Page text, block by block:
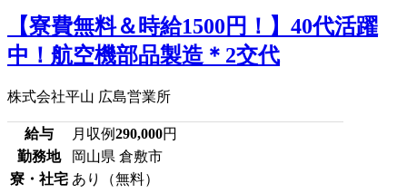
【寮費無料＆時給1500円！】40代活躍
中！航空機部品製造＊2交代
株式会社平山 広島営業所
給与 月収例290,000円
勤務地
岡山県 倉敷市
寮・社宅 あり（無料）